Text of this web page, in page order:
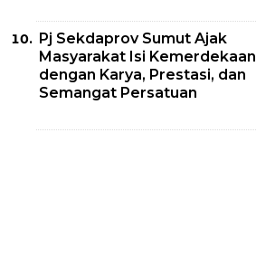
Pj Sekdaprov Sumut Ajak
Masyarakat Isi Kemerdekaan
dengan Karya, Prestasi, dan
Semangat Persatuan